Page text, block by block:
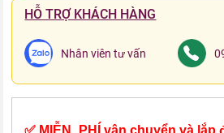
HỖ TRỢ KHÁCH HÀNG
Nhân viên tư vấn